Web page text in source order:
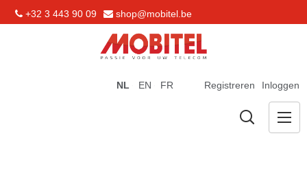
+32 3 443 90 09 shop@mobitel.be
Registreren Inloggen
NL EN FR